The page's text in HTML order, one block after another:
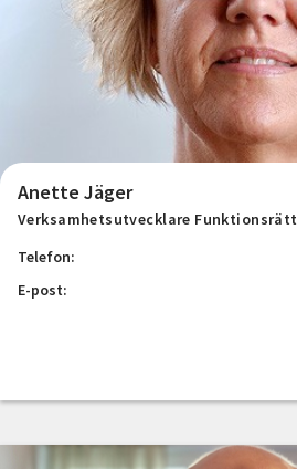
Anette Jäger
Verksamhetsutvecklare Funktionsrätt
Telefon:
E-post: